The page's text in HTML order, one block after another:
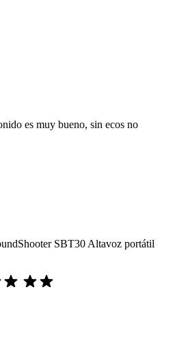
es muy bueno, sin ecos no
SBT30 Altavoz portátil